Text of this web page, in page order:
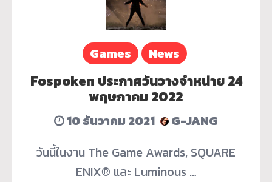
Games News
Fospoken ประกาศวันวางจำหน่าย 24
พฤษภาคม 2022
10 ธันวาคม 2021
G-JANG
วันนี้ในงาน The Game Awards, SQUARE
ENIX® และ Luminous …